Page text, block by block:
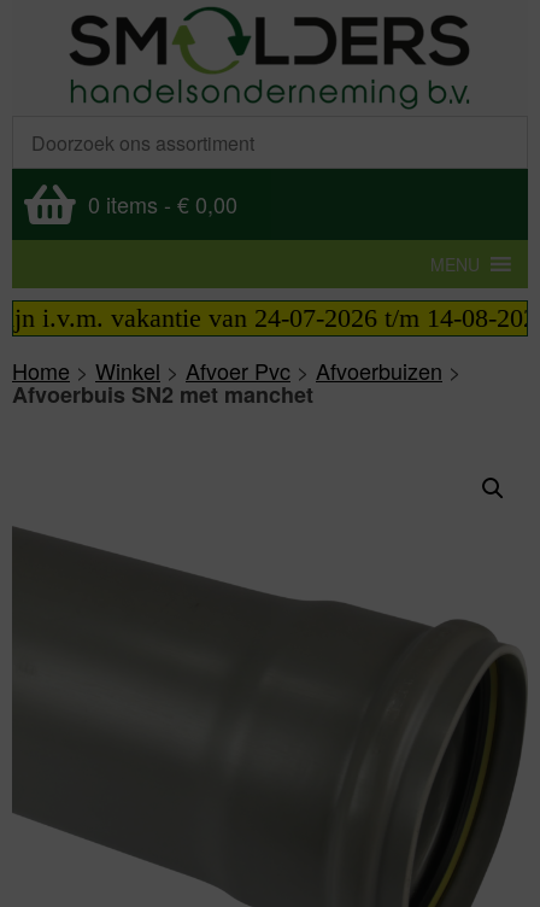
0 items - € 0,00
MENU
vakantie van 24-07-2026 t/m 14-08-2026
Home > Winkel > Afvoer Pvc > Afvoerbuizen >
Afvoerbuis SN2 met manchet